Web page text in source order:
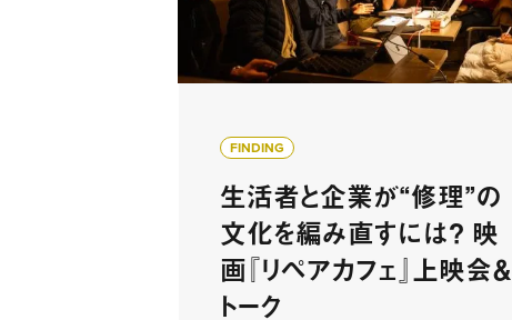
FINDING
生活者と企業が“修理”の
文化を編み直すには？ 映
画『リペアカフェ』上映会＆
トーク